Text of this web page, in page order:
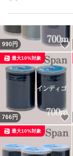
990円
766円
最大10%対象
最大10%対象